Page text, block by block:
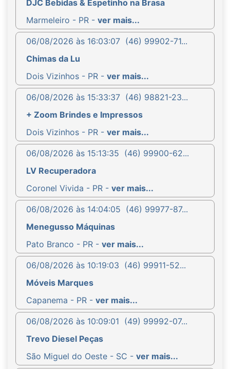
DJC Bebidas & Espetinho na Brasa
Marmeleiro - PR - ver mais...
06/08/2026 às 16:03:07 (46) 99902-71...
Chimas da Lu
Dois Vizinhos - PR - ver mais...
06/08/2026 às 15:33:37 (46) 98821-23...
+ Zoom Brindes e Impressos
Dois Vizinhos - PR - ver mais...
06/08/2026 às 15:13:35 (46) 99900-62...
LV Recuperadora
Coronel Vivida - PR - ver mais...
06/08/2026 às 14:04:05 (46) 99977-87...
Menegusso Máquinas
Pato Branco - PR - ver mais...
06/08/2026 às 10:19:03 (46) 99911-52...
Móveis Marques
Capanema - PR - ver mais...
06/08/2026 às 10:09:01 (49) 99992-07...
Trevo Diesel Peças
São Miguel do Oeste - SC - ver mais...